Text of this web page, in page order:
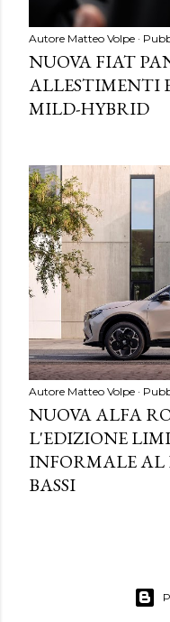
Autore Matteo Volpe
NUOVA FIAT
ALLESTIMENTI
MILD-HYBRID
Autore Matteo Volpe
NUOVA ALFA
L'EDIZIONE
INFORMALE AL
BASSI